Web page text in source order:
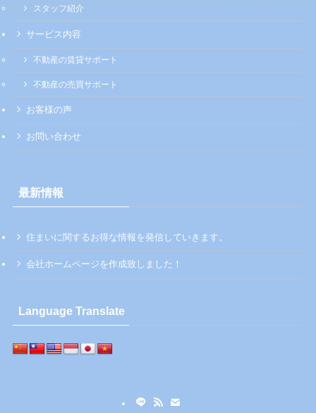
スタッフ紹介
サービス内容
不動産の賃貸サポート
不動産の売買サポート
お客様の声
お問い合わせ
最新情報
住まいに関するお得な情報を発信していきます。
会社ホームページを作成致しました！
Language Translate